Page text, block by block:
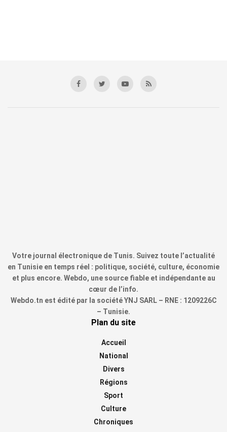
Votre journal électronique de Tunis. Suivez toute l’actualité
en Tunisie en temps réel : politique, société, culture, économie
et plus encore. Webdo, une source fiable et indépendante au
cœur de l’info.
Webdo.tn est édité par la société YNJ SARL – RNE : 1209226C
– Tunisie.
Plan du site
Accueil
National
Divers
Régions
Sport
Culture
Chroniques